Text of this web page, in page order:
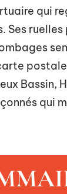
qui
Ses
Bassin,
qui